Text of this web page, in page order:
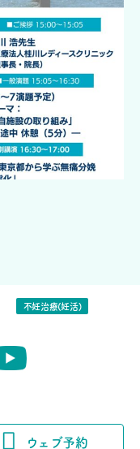
不妊治療(妊活)
ウェブ予約